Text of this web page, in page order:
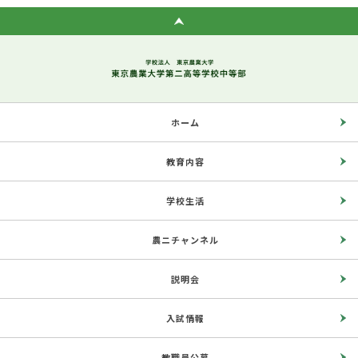
ホーム
教育内容
学校生活
農ニチャンネル
説明会
入試情報